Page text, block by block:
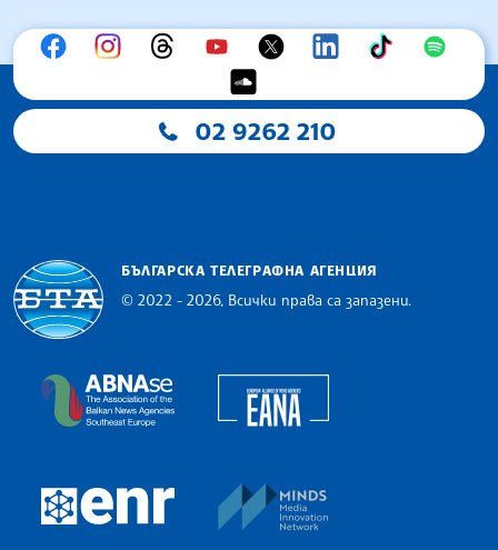
02 9262 210
БЪЛГАРСКА ТЕЛЕГРАФНА АГЕНЦИЯ
© 2022 - 2026, Всички права са запазени.
The Assocoation of the Balkan News Agencies
European Newsroom